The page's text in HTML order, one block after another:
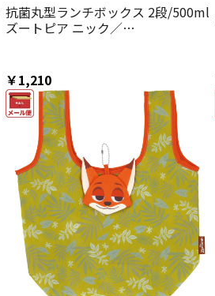
抗菌丸型ランチボックス 2段/500ml
ズートピア ニック／
￥1,210